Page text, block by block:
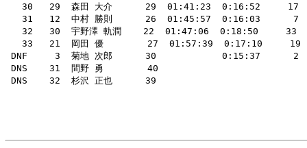
30   29  森田 大介      29
31   12  中村 勝則      26  01:45:57
32   30  宇野澤 軌潤    22  01:47:06  0:18:50     33
33   21  岡田 優        27  01:57:39
DNF     3  菊地 次郎      30
DNS    31  間野 勇        40